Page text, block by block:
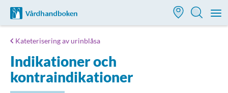
Till startsidan för Vårdhandboken
Kateterisering av urinblåsa
Indikationer och
kontraindikationer